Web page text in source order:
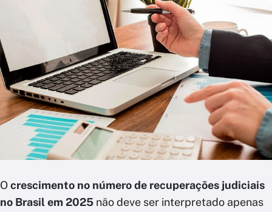
Ocrescimento no número de recuperações judiciais
no Brasil em 2025 não deve ser interpretado apenas